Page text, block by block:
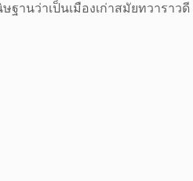
านว่าเป็นเมืองเก่าสมัยทวาราวดี